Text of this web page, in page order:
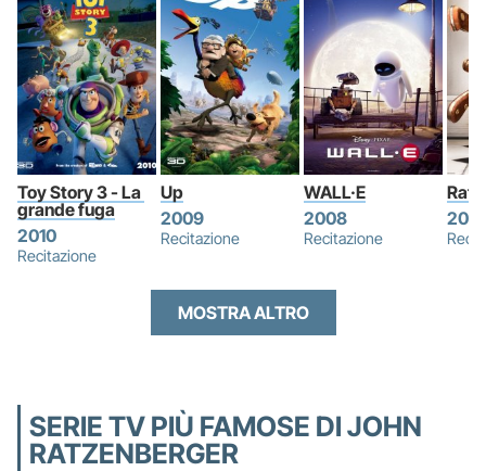
Toy Story 3 - La
grande fuga
2010
Recitazione
Up
2009
Recitazione
WALL·E
2008
Recitazione
MOSTRA ALTRO
SERIE TV PIÙ FAMOSE DI JOHN
RATZENBERGER